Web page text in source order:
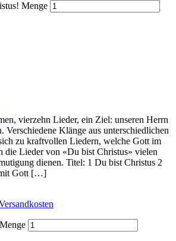
Menge
vierzehn Lieder, ein Ziel: unseren Herrn
Verschiedene Klänge aus unterschiedlichen
zu kraftvollen Liedern, welche Gott im
die Lieder von «Du bist Christus» vielen
dienen. Titel: 1 Du bist Christus 2
mit Gott […]